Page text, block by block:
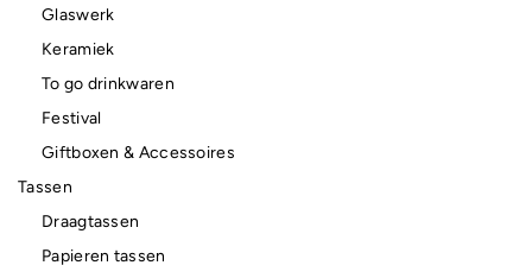
Glaswerk
Keramiek
To go drinkwaren
Festival
Giftboxen & Accessoires
Tassen
Draagtassen
Papieren tassen